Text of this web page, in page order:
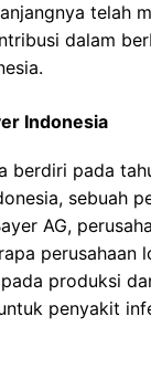
telah
dalam
Indonesia
berdiri pada
sebuah
AG,
perusahaan
produksi
penyakit